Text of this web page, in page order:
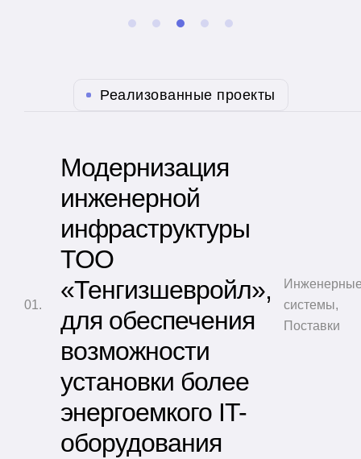
Реализованные проекты
Модернизация
инженерной
инфраструктуры
ТОО
«Тенгизшевройл»,
для обеспечения
возможности
установки более
энергоемкого IT-
оборудования
системы,
Поставки